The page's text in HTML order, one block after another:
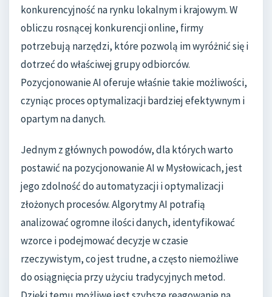
konkurencyjność na rynku lokalnym i krajowym. W
obliczu rosnącej konkurencji online, firmy
potrzebują narzędzi, które pozwolą im wyróżnić się i
dotrzeć do właściwej grupy odbiorców.
Pozycjonowanie AI oferuje właśnie takie możliwości,
czyniąc proces optymalizacji bardziej efektywnym i
opartym na danych.
Jednym z głównych powodów, dla których warto
postawić na pozycjonowanie AI w Mysłowicach, jest
jego zdolność do automatyzacji i optymalizacji
złożonych procesów. Algorytmy AI potrafią
analizować ogromne ilości danych, identyfikować
wzorce i podejmować decyzje w czasie
rzeczywistym, co jest trudne, a często niemożliwe
do osiągnięcia przy użyciu tradycyjnych metod.